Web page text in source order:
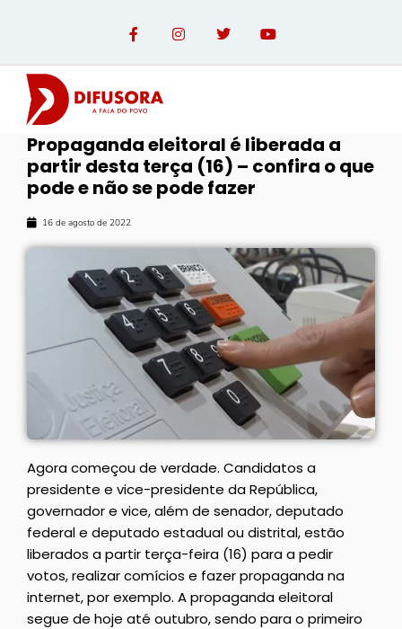
Propaganda eleitoral é liberada a
partir desta terça (16) – confira o que
pode e não se pode fazer
16 de agosto de 2022
Agora começou de verdade. Candidatos a
presidente e vice-presidente da República,
governador e vice, além de senador, deputado
federal e deputado estadual ou distrital, estão
liberados a partir terça-feira (16) para a pedir
votos, realizar comícios e fazer propaganda na
internet, por exemplo. A propaganda eleitoral
segue de hoje até outubro, sendo para o primeiro